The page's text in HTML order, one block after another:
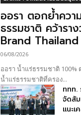
ออรา ตอกย้ำควา
ธรรมชาติ คว้ารา
Brand
06/08/2026
ออรา น้ำแร่ธรรมชาติ 100%
น้ำแร่ธรรมชาติที่ครอง...
ททท.
จัดสัม
แนะ